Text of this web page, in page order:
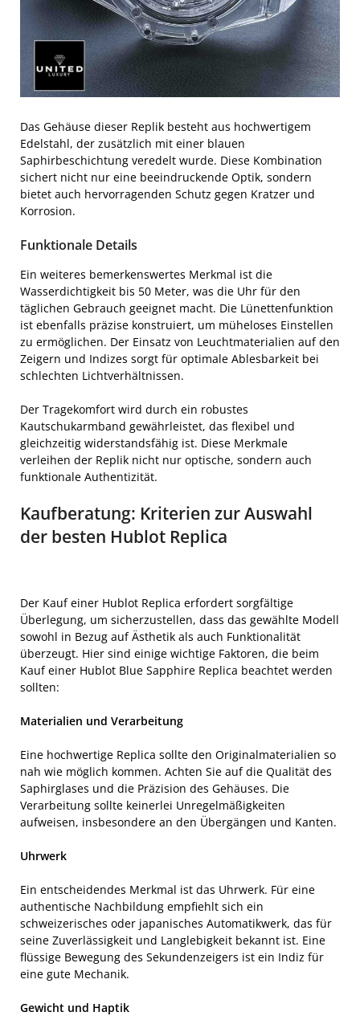
Das Gehäuse dieser Replik besteht aus hochwertigem
Edelstahl, der zusätzlich mit einer blauen
Saphirbeschichtung veredelt wurde. Diese Kombination
sichert nicht nur eine beeindruckende Optik, sondern
bietet auch hervorragenden Schutz gegen Kratzer und
Korrosion.
Funktionale Details
Ein weiteres bemerkenswertes Merkmal ist die
Wasserdichtigkeit bis 50 Meter, was die Uhr für den
täglichen Gebrauch geeignet macht. Die Lünettenfunktion
ist ebenfalls präzise konstruiert, um müheloses Einstellen
zu ermöglichen. Der Einsatz von Leuchtmaterialien auf den
Zeigern und Indizes sorgt für optimale Ablesbarkeit bei
schlechten Lichtverhältnissen.
Der Tragekomfort wird durch ein robustes
Kautschukarmband gewährleistet, das flexibel und
gleichzeitig widerstandsfähig ist. Diese Merkmale
verleihen der Replik nicht nur optische, sondern auch
funktionale Authentizität.
Kaufberatung: Kriterien zur Auswahl
der besten Hublot Replica
Der Kauf einer Hublot Replica erfordert sorgfältige
Überlegung, um sicherzustellen, dass das gewählte Modell
sowohl in Bezug auf Ästhetik als auch Funktionalität
überzeugt. Hier sind einige wichtige Faktoren, die beim
Kauf einer Hublot Blue Sapphire Replica beachtet werden
sollten:
Materialien und Verarbeitung
Eine hochwertige Replica sollte den Originalmaterialien so
nah wie möglich kommen. Achten Sie auf die Qualität des
Saphirglases und die Präzision des Gehäuses. Die
Verarbeitung sollte keinerlei Unregelmäßigkeiten
aufweisen, insbesondere an den Übergängen und Kanten.
Uhrwerk
Ein entscheidendes Merkmal ist das Uhrwerk. Für eine
authentische Nachbildung empfiehlt sich ein
schweizerisches oder japanisches Automatikwerk, das für
seine Zuverlässigkeit und Langlebigkeit bekannt ist. Eine
flüssige Bewegung des Sekundenzeigers ist ein Indiz für
eine gute Mechanik.
Gewicht und Haptik